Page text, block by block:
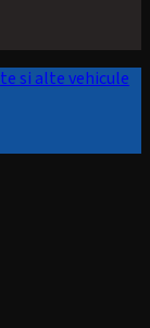
si alte vehicule